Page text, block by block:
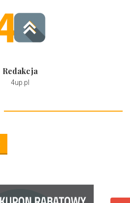
Redakcja
4up.pl